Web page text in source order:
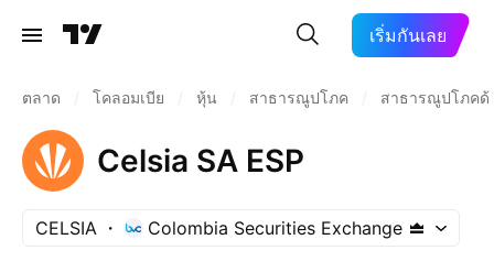
เริ่มกันเลย
ตลาด โคลอมเบีย หุ้น สาธารณูปโภค สาธารณูปโภคด้
Celsia SA ESP
CELSIA Colombia Securities Exchange